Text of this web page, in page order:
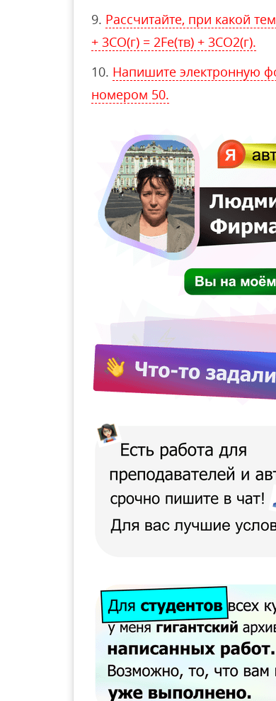
Рассчитайте, при какой
+ 3CO(г) = 2Fe(тв) + 3CO2(г).
Напишите электронную
номером 50.